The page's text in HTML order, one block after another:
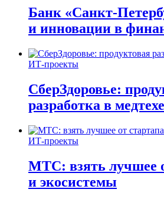
Банк «Санкт-
и инновации в
ИТ-проекты
СберЗдоровье:
разработка в медтехе
ИТ-проекты
МТС: взять лучшее
и экосистемы